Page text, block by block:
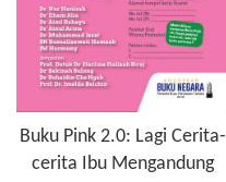
Buku Pink 2.0: Lagi Cerita-
cerita Ibu Mengandung